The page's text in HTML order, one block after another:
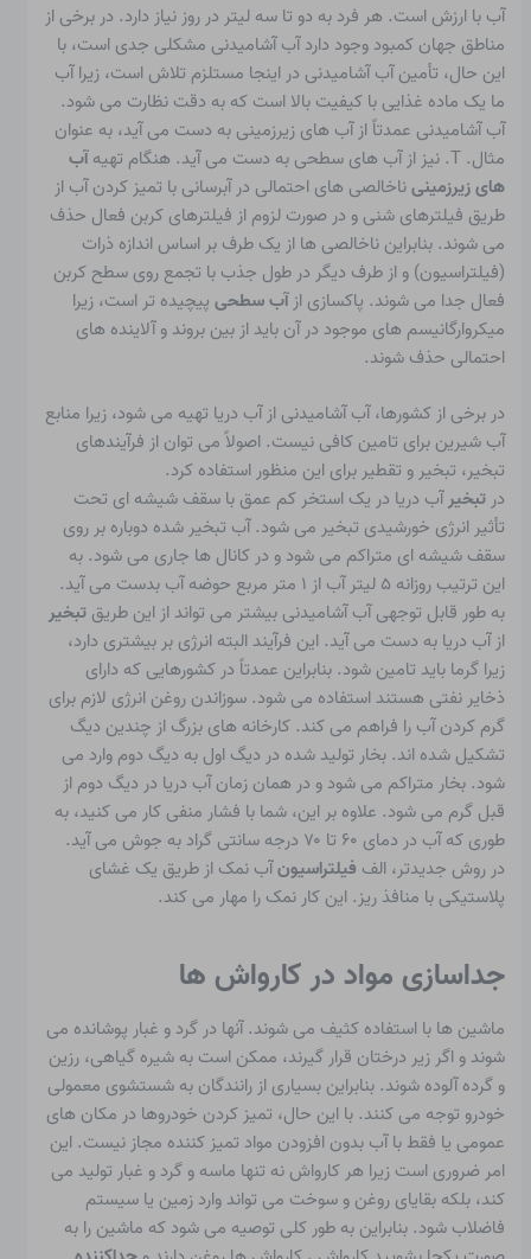
آب با ارزش است. هر فرد به دو تا سه لیتر در روز نیاز دارد. در برخی از
مناطق جهان کمبود وجود داردآب آشامیدنی مشکلی جدی است، با
این حال، تأمین آب آشامیدنی در اینجا مستلزم تلاش است، زیرا آب
ما یک ماده غذایی با کیفیت بالا است که به دقت نظارت می شود.
آب آشامیدنی عمدتاً از آب های زیرزمینی به دست می آید، به عنوان
مثال. T. نیز از آب های سطحی به دست می آید. هنگام تهیه
آب
های زیرزمینیناخالصی های احتمالی در آبرسانی با تمیز کردن آب از
طریق فیلترهای شنی و در صورت لزوم از فیلترهای کربن فعال حذف
می شوند. بنابراین ناخالصی ها از یک طرف بر اساس اندازه ذرات
(فیلتراسیون) و از طرف دیگر در طول جذب با تجمع روی سطح کربن
فعال جدا می شوند. پاکسازی ازآب سطحی پیچیده تر است، زیرا
میکروارگانیسم های موجود در آن باید از بین بروند و آلاینده های
احتمالی حذف شوند.
در برخی از کشورها، آب آشامیدنی از آب دریا تهیه می شود، زیرا منابع
آب شیرین برای تامین کافی نیست. اصولاً می توان از فرآیندهای
تبخیر، تبخیر و تقطیر برای این منظور استفاده کرد.
درتبخیرآب دریا در یک استخر کم عمق با سقف شیشه ای تحت
تأثیر انرژی خورشیدی تبخیر می شود. آب تبخیر شده دوباره بر روی
سقف شیشه ای متراکم می شود و در کانال ها جاری می شود. به
این ترتیب روزانه ۵ لیتر آب از ۱ متر مربع حوضه آب بدست می آید.
به طور قابل توجهی آب آشامیدنی بیشتر می تواند از این طریقتبخیر
از آب دریا به دست می آید. این فرآیند البته انرژی بر بیشتری دارد،
زیرا گرما باید تامین شود. بنابراین عمدتاً در کشورهایی که دارای
ذخایر نفتی هستند استفاده می شود. سوزاندن روغن انرژی لازم برای
گرم کردن آب را فراهم می کند. کارخانه های بزرگ از چندین دیگ
تشکیل شده اند. بخار تولید شده در دیگ اول به دیگ دوم وارد می
شود. بخار متراکم می شود و در همان زمان آب دریا در دیگ دوم از
قبل گرم می شود. علاوه بر این، شما با فشار منفی کار می کنید، به
طوری که آب در دمای ۶۰ تا ۷۰ درجه سانتی گراد به جوش می آید.
در روش جدیدتر، الف فیلتراسیونآب نمک از طریق یک غشای
پلاستیکی با منافذ ریز. این کار نمک را مهار می کند.
جداسازی مواد در کارواش ها
ماشین ها با استفاده کثیف می شوند. آنها در گرد و غبار پوشانده می
شوند و اگر زیر درختان قرار گیرند، ممکن است به شیره گیاهی، رزین
و گرده آلوده شوند. بنابراین بسیاری از رانندگان به شستشوی معمولی
خودرو توجه می کنند. با این حال، تمیز کردن خودروها در مکان های
عمومی یا فقط با آب بدون افزودن مواد تمیز کننده مجاز نیست. این
امر ضروری است زیرا هر کارواش نه تنها ماسه و گرد و غبار تولید می
کند، بلکه بقایای روغن و سوخت می تواند وارد زمین یا سیستم
فاضلاب شود. بنابراین به طور کلی توصیه می شود که ماشین را به